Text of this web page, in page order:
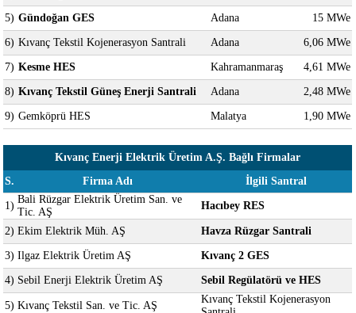
5) Gündoğan GES Adana 15 MWe
6) Kıvanç Tekstil Kojenerasyon Santrali Adana 6,06 MWe
7) Kesme HES Kahramanmaraş 4,61 MWe
8) Kıvanç Tekstil Güneş Enerji Santrali Adana 2,48 MWe
9) Gemköprü HES Malatya 1,90 MWe
Kıvanç Enerji Elektrik Üretim A.Ş. Bağlı Firmalar
S.
Firma Adı İlgili Santral
1)
Bali Rüzgar Elektrik Üretim San. ve
Tic. AŞ
Hacıbey RES
2) Ekim Elektrik Müh. AŞ Havza Rüzgar Santrali
3) Ilgaz Elektrik Üretim AŞ Kıvanç 2 GES
4) Sebil Enerji Elektrik Üretim AŞ Sebil Regülatörü ve HES
5) Kıvanç Tekstil San. ve Tic. AŞ
Kıvanç Tekstil Kojenerasyon